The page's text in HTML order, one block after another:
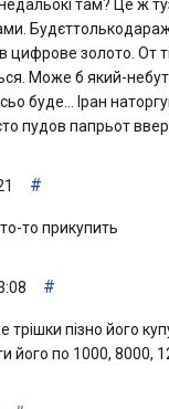
там? Це ж
в цифрове золото.
Може б який-
буде… Іран
пудов папрьот
#
то прикупить
#
пізно його
його по 1000, 8000,